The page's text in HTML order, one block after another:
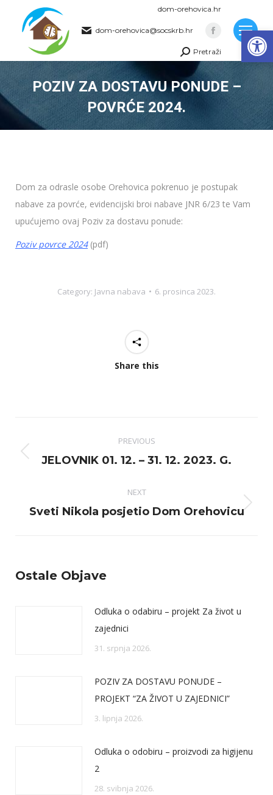
dom-orehovica.hr
dom-orehovica@socskrb.hr
Facebook
page
opens
in
Search:Pretraži
POZIV ZA DOSTAVU PONUDE –
POVRĆE 2024.
You are here:
Dom za odrasle osobe Orehovica pokrenuo je postupak
nabave za povrće, evidencijski broi nabave JNR 6/23 te Vam
upućujemo ovaj Poziv za dostavu ponude:
Poziv povrce 2024(pdf)
Category: Javna nabava 6. prosinca 2023.
Share this
navigation
PREVIOUS
Previous
JELOVNIK 01. 12. – 31. 12. 2023. G.
NEXT
Next
Sveti Nikola posjetio Dom Orehovicu
Ostale Objave
Odluka o odabiru – projekt Za život u
zajednici
31. srpnja 2026.
POZIV ZA DOSTAVU PONUDE –
PROJEKT “ZA ŽIVOT U ZAJEDNICI”
3. lipnja 2026.
Odluka o odobiru – proizvodi za higijenu
2
28. svibnja 2026.